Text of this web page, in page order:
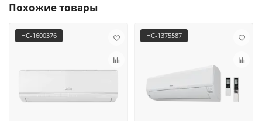
Похожие товары
НС-1600376 HC-1375587